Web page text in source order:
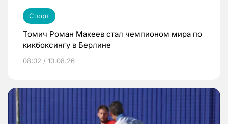
Спорт
Томич Роман Макеев стал чемпионом мира по
кикбоксингу в Берлине
08:02 / 10.08.26